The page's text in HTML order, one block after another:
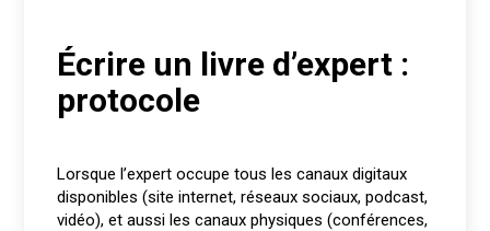
Écrire un livre d’expert :
protocole
Lorsque l’expert occupe tous les canaux digitaux
disponibles (site internet, réseaux sociaux, podcast,
vidéo), et aussi les canaux physiques (conférences,